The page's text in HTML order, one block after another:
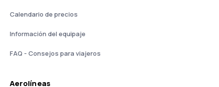
Calendario de precios
Información del equipaje
FAQ - Consejos para viajeros
Aerolíneas